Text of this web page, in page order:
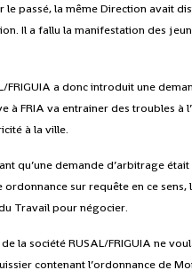
le passé, la même Direction avait
Il a fallu la manifestation des
FRIGUIA a donc introduit une
à FRIA va entrainer des troubles
à la ville.
qu’une demande d’arbitrage
sur requête en ce
Travail pour négocier.
la société RUSAL/FRIGUIA ne
contenant l’ordonnance de